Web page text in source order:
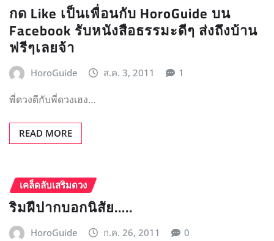
กด Like เป็นเพื่อนกับ HoroGuide บน
Facebook รับหนังสือธรรมะดีๆ ส่งถึงบ้าน
ฟรีๆเลยจ้า
HoroGuide ส.ค. 3, 2011 1
พี่ดวงดีกับพี่ดวงเฮง…
READ MORE
เคล็ดลับเสริมดวง
ริมฝีปากบอกนิสัย…..
HoroGuide ก.ค. 26, 2011 0